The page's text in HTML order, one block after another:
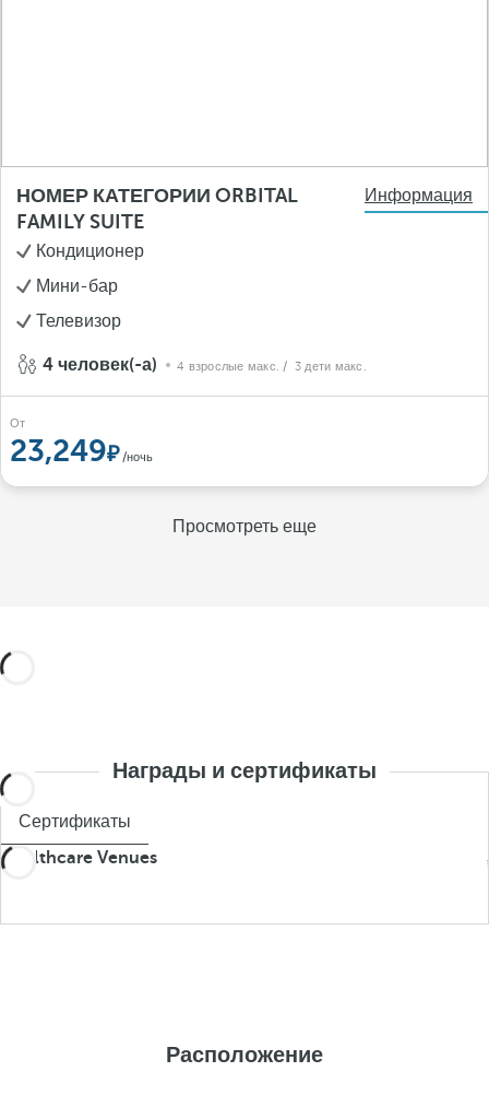
НОМЕР КАТЕГОРИИ ORBITAL
FAMILY SUITE
Информация
Кондиционер
Мини-бар
Телевизор
4 человек(-а) 4 взрослые макс. / 3 дети макс.
От
23,249 /ночь
Просмотреть еще
Награды и сертификаты
Сертификаты
Healthcare Venues
Расположение